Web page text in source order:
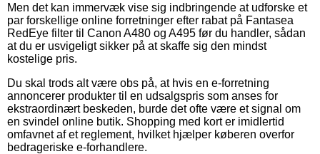
Men det kan immervæk vise sig indbringende at udforske et
par forskellige online forretninger efter rabat på Fantasea
RedEye filter til Canon A480 og A495 før du handler, sådan
at du er usvigeligt sikker på at skaffe sig den mindst
kostelige pris.
Du skal trods alt være obs på, at hvis en e-forretning
annoncerer produkter til en udsalgspris som anses for
ekstraordinært beskeden, burde det ofte være et signal om
en svindel online butik. Shopping med kort er imidlertid
omfavnet af et reglement, hvilket hjælper køberen overfor
bedrageriske e-forhandlere.